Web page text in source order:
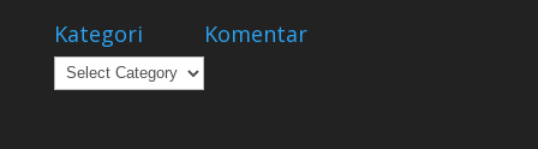
Kategori
Kategori
Komentar